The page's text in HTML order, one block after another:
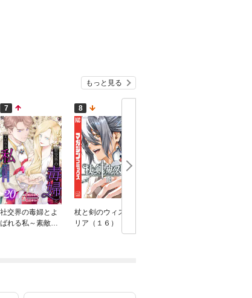
もっと見る
7
社交界の毒婦とよ
ばれる私～素敵な
8
杖と剣のウィスト
リア（１６）